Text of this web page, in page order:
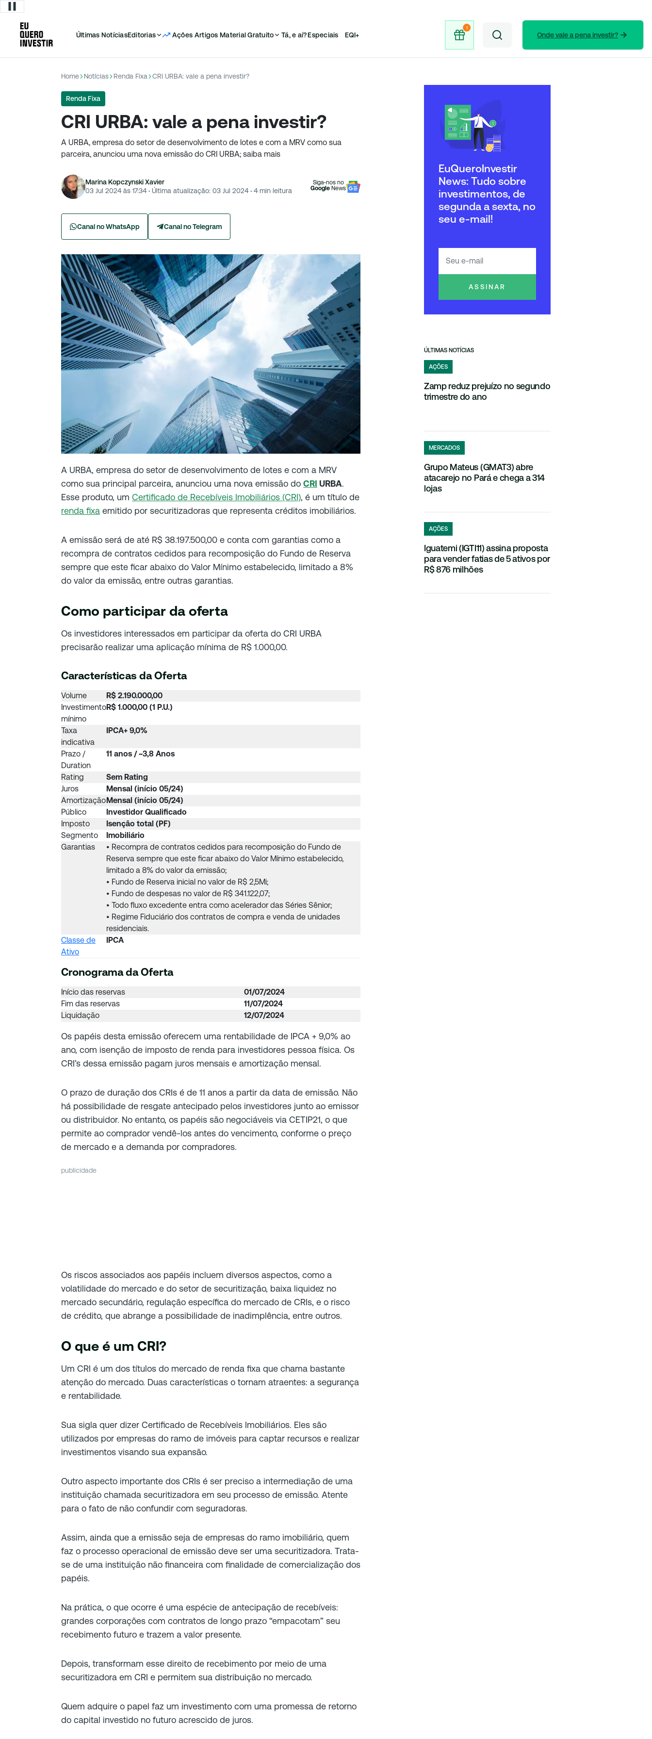
Últimas NotíciasEditorias Ações Artigos Material Gratuito Tá, e aí?Especiais EQI+ Onde vale a pena investir?
Home Notícias Renda Fixa CRI URBA: vale a pena investir?
Renda Fixa
CRI URBA: vale a pena investir?
A URBA, empresa do setor de desenvolvimento de lotes e com a MRV como sua
parceira, anunciou uma nova emissão do CRI URBA; saiba mais
Marina Kopczynski Xavier
03 Jul 2024 às 17:34 · Última atualização: 03 Jul 2024 · 4min leitura
Siga-nos no
Google News
Canal no WhatsApp Canal no Telegram
A URBA, empresa do setor de desenvolvimento de lotes e com a MRV
como sua principal parceira, anunciou uma nova emissão do CRI URBA.
Esse produto, um Certificado de Recebíveis Imobiliários (CRI), é um título de
renda fixa emitido por securitizadoras que representa créditos imobiliários.
A emissão será de até R$ 38.197.500,00 e conta com garantias como a
recompra de contratos cedidos para recomposição do Fundo de Reserva
sempre que este ficar abaixo do Valor Mínimo estabelecido, limitado a 8%
do valor da emissão, entre outras garantias.
Como participar da oferta
Os investidores interessados em participar da oferta do CRI URBA
precisarão realizar uma aplicação mínima de R$ 1.000,00.
Características da Oferta
Volume
R$ 2.190.000,00
Investimento
mínimo
R$ 1.000,00 (1 P.U.)
Taxa
indicativa
IPCA+ 9,0%
Prazo /
Duration
11 anos / ~3,8 Anos
Rating
Sem Rating
Juros
Mensal (início 05/24)
Amortização Mensal (início 05/24)
Público
Investidor Qualificado
Imposto
Isenção total (PF)
Segmento
Imobiliário
Garantias
• Recompra de contratos cedidos para recomposição do Fundo de
Reserva sempre que este ficar abaixo do Valor Mínimo estabelecido,
limitado a 8% do valor da emissão;
• Fundo de Reserva inicial no valor de R$ 2,5Mi;
• Fundo de despesas no valor de R$ 341.122,07;
• Todo fluxo excedente entra como acelerador das Séries Sênior;
• Regime Fiduciário dos contratos de compra e venda de unidades
residenciais.
Classe de
Ativo
IPCA
Cronograma da Oferta
Início das reservas
01/07/2024
Fim das reservas
11/07/2024
Liquidação
12/07/2024
Os papéis desta emissão oferecem uma rentabilidade de IPCA + 9,0% ao
ano, com isenção de imposto de renda para investidores pessoa física. Os
CRI’s dessa emissão pagam juros mensais e amortização mensal.
O prazo de duração dos CRIs é de 11 anos a partir da data de emissão. Não
há possibilidade de resgate antecipado pelos investidores junto ao emissor
ou distribuidor. No entanto, os papéis são negociáveis via CETIP21, o que
permite ao comprador vendê-los antes do vencimento, conforme o preço
de mercado e a demanda por compradores.
publicidade
Os riscos associados aos papéis incluem diversos aspectos, como a
volatilidade do mercado e do setor de securitização, baixa liquidez no
mercado secundário, regulação específica do mercado de CRIs, e o risco
de crédito, que abrange a possibilidade de inadimplência, entre outros.
O que é um CRI?
Um CRI é um dos títulos do mercado de renda fixa que chama bastante
atenção do mercado. Duas características o tornam atraentes: a segurança
e rentabilidade.
Sua sigla quer dizer Certificado de Recebíveis Imobiliários. Eles são
utilizados por empresas do ramo de imóveis para captar recursos e realizar
investimentos visando sua expansão.
Outro aspecto importante dos CRIs é ser preciso a intermediação de uma
instituição chamada securitizadora em seu processo de emissão. Atente
para o fato de não confundir com seguradoras.
Assim, ainda que a emissão seja de empresas do ramo imobiliário, quem
faz o processo operacional de emissão deve ser uma securitizadora. Trata-
se de uma instituição não financeira com finalidade de comercialização dos
papéis.
Na prática, o que ocorre é uma espécie de antecipação de recebíveis:
grandes corporações com contratos de longo prazo “empacotam” seu
recebimento futuro e trazem a valor presente.
Depois, transformam esse direito de recebimento por meio de uma
securitizadora em CRI e permitem sua distribuição no mercado.
Quem adquire o papel faz um investimento com uma promessa de retorno
do capital investido no futuro acrescido de juros.
EuQueroInvestir
News: Tudo sobre
investimentos, de
segunda a sexta, no
seu e-mail!
ASSINAR
ÚLTIMAS NOTÍCIAS
AÇÕES
Zamp reduz prejuízo no segundo
trimestre do ano
MERCADOS
Grupo Mateus (GMAT3) abre
atacarejo no Pará e chega a 314
lojas
AÇÕES
Iguatemi (IGTI11) assina proposta
para vender fatias de 5 ativos por
R$ 876 milhões